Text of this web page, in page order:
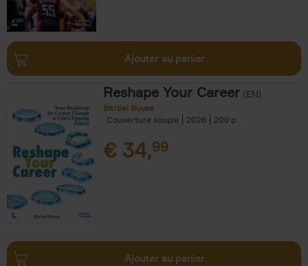
Ajouter au panier
Reshape Your Career (EN)
Bärbel Buyse
Couverture souple
2026 200
€ 34,99
Ajouter au panier